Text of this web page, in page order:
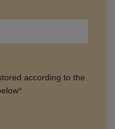
according to the
*